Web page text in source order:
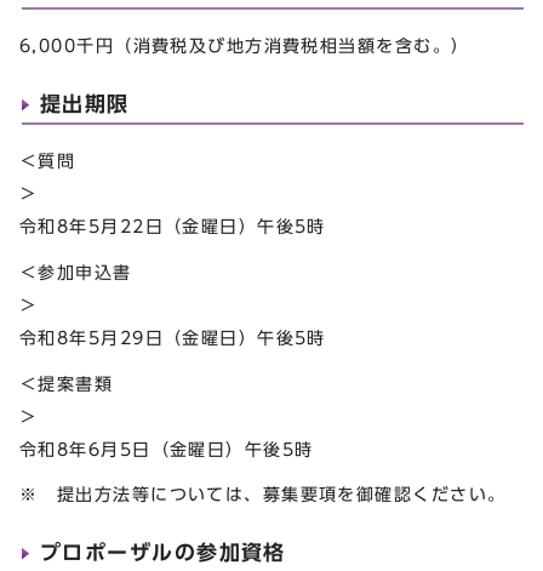
6,000千円（消費税及び地方消費税相当額を含む。）
提出期限
＜質問
令和8年5月22日（金曜日）午後5時
＜参加申込書
令和8年5月29日（金曜日）午後5時
＜提案書類
令和8年6月5日（金曜日）午後5時
※ 提出方法等については、募集要項を御確認ください。
プロポーザルの参加資格